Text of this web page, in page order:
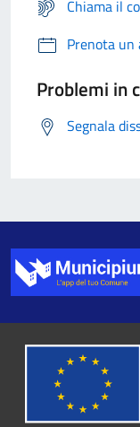
Chiama il
Prenota
Problemi in
Segnala